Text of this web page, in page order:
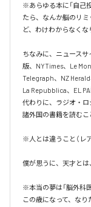
※あらゆる本に「自己
たら、なんか脳のリ
ど、わけわからなく
ちなみに、ニュース
版、NYTimes、Le
Telegraph、NZ
La Repubblica、EL
代わりに、ラジオ・ロ
諸外国の書籍を読むこ
※人とは違うこと（レ
僕が思うに、天才と
※本当の夢は「脳外科医
この歳になって、なり